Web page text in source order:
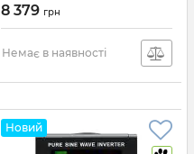
8 379 грн
Немає в наявності
Новий